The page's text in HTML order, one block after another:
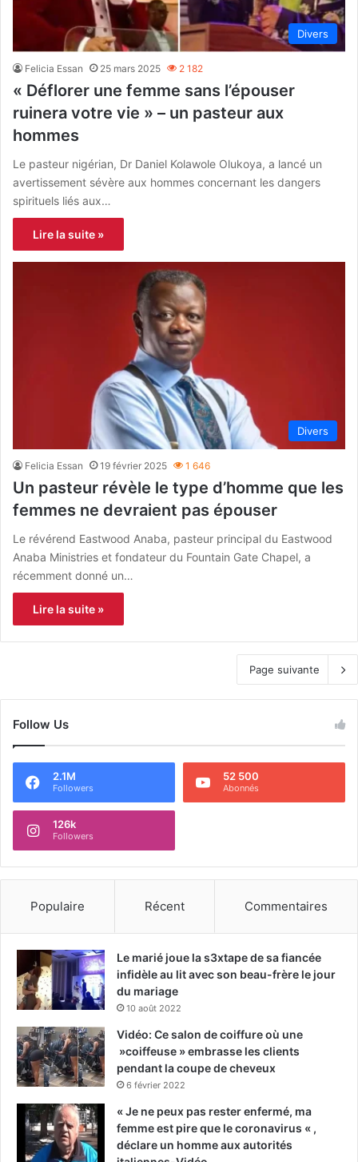
Divers
Felicia Essan 25 mars 2025 2 182
« Déflorer une femme sans l’épouser
ruinera votre vie » – un pasteur aux
hommes
Le pasteur nigérian, Dr Daniel Kolawole Olukoya, a lancé un
avertissement sévère aux hommes concernant les dangers
spirituels liés aux…
Lire la suite »
Divers
Felicia Essan 19 février 2025 1 646
Un pasteur révèle le type d’homme que les
femmes ne devraient pas épouser
Le révérend Eastwood Anaba, pasteur principal du Eastwood
Anaba Ministries et fondateur du Fountain Gate Chapel, a
récemment donné un…
Lire la suite »
Page suivante
Follow Us
2.1M
Followers
52 500
Abonnés
126k
Followers
Populaire Récent Commentaires
Le marié joue la s3xtape de sa fiancée
infidèle au lit avec son beau-frère le jour
du mariage
10 août 2022
Vidéo: Ce salon de coiffure où une
»coiffeuse » embrasse les clients
pendant la coupe de cheveux
6 février 2022
« Je ne peux pas rester enfermé, ma
femme est pire que le coronavirus « ,
déclare un homme aux autorités